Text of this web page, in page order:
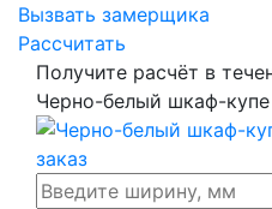
Вызвать замерщика
Рассчитать
Получите расчёт в
Черно-белый шкаф-